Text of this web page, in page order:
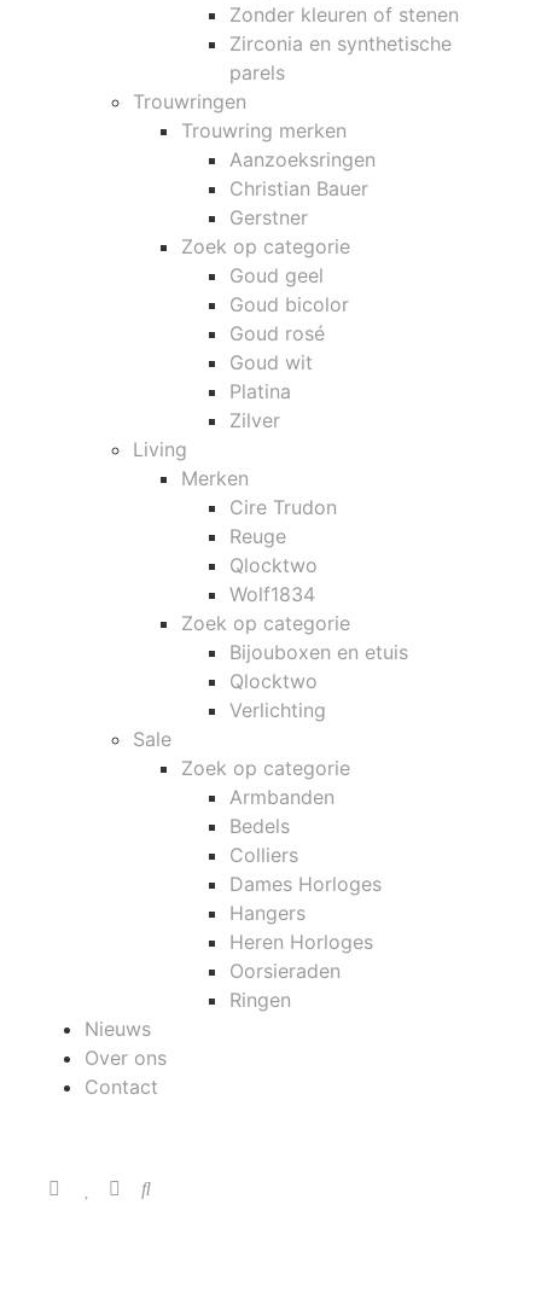
Zonder kleuren of stenen
Zirconia en synthetische
parels
Trouwringen
Trouwring merken
Aanzoeksringen
Christian Bauer
Gerstner
Zoek op categorie
Goud geel
Goud bicolor
Goud rosé
Goud wit
Platina
Zilver
Living
Merken
Cire Trudon
Reuge
Qlocktwo
Wolf1834
Zoek op categorie
Bijouboxen en etuis
Qlocktwo
Verlichting
Sale
Zoek op categorie
Armbanden
Bedels
Colliers
Dames Horloges
Hangers
Heren Horloges
Oorsieraden
Ringen
Nieuws
Over ons
Contact